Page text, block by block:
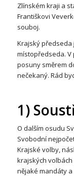
Zlínském kraji a
Františkovi
souboj.
Krajský předseda
místopředseda. V
posuny směrem
nečekaný. Rád
1)
O dalším osudu
Svobodní
Krajské volby,
krajských
nějaké mandáty